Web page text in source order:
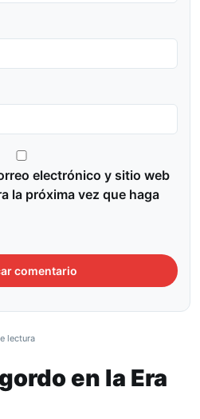
electrónico y sitio web
la próxima vez que haga
lectura
en la Era